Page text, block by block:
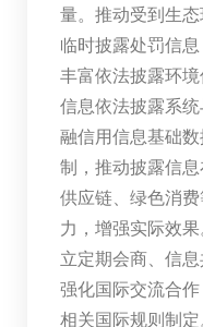
量。推动受到生
临时披露处罚信
丰富依法披露环
信息依法披露系
融信用信息基础
制，推动披露信
供应链、绿色消
力，增强实际效
立定期会商、信
强化国际交流合
相关国际规则制定